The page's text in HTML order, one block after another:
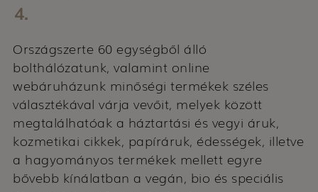
4.
Országszerte 60 egységből álló
bolthálózatunk, valamint online
webáruházunk minőségi termékek széles
választékával várja vevőit, melyek között
megtalálhatóak a háztartási és vegyi áruk,
kozmetikai cikkek, papíráruk, édességek, illetve
a hagyományos termékek mellett egyre
bővebb kínálatban a vegán, bio és speciális